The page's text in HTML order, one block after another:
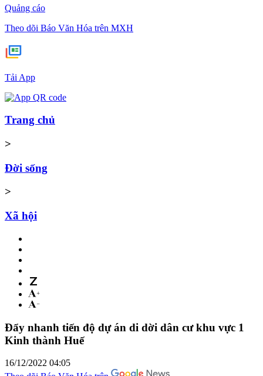
Quảng cáo
Theo dõi Báo Văn Hóa trên MXH
Tải App
Trang chủ
>
Đời sống
>
Xã hội
Đẩy nhanh tiến độ dự án di dời dân cư khu vực 1
Kinh thành Huế
16/12/2022 04:05